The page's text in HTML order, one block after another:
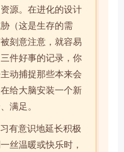
源。在进化的设计
（这是生存的需
刻意注意，就容易
件好事的记录，你
动捕捉那些本来会
给大脑安装一个新
满足。
有意识地延长积极
丝温暖或快乐时，